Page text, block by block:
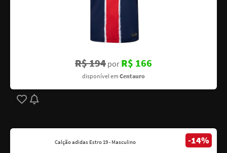
R$ 194 por R$ 166
disponível em Centauro
Calção adidas Estro 19 - Masculino -14%